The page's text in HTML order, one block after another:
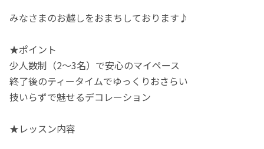
みなさまのお越しをおまちしております♪
★ポイント
少人数制（2～3名）で安心のマイペース
終了後のティータイムでゆっくりおさらい
技いらずで魅せるデコレーション
★レッスン内容